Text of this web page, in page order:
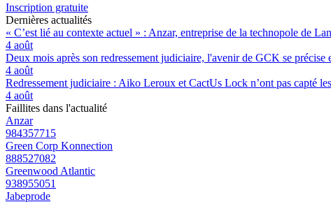
Inscription gratuite
Dernières actualités
« C’est lié au contexte actuel » : Anzar, entreprise de la technopole de
4 août
Deux mois après son redressement judiciaire, l'avenir de GCK se précise
4 août
Redressement judiciaire : Aiko Leroux et CactUs Lock n’ont pas capté
4 août
Faillites dans l'actualité
Anzar
984357715
Green Corp Konnection
888527082
Greenwood Atlantic
938955051
Jabeprode